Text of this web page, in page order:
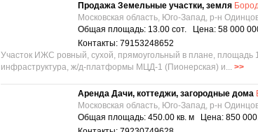
Продажа Земельные участки, земля
Московская область, Юго-Запад, р-н
Общая площадь: 13.00 сот. Цена: 58 000
Контакты: 79153248652
Участок ИЖС ровный, сухой, прямоугольный в плане,
инфраструктура, ж/д-платформы МЦД-1 (Пионерская) и... >>
Аренда Дачи, коттеджи, загородные дома
Московская область, Юго-Запад, р-н
Общая площадь: 450.00 кв. м Цена: 850